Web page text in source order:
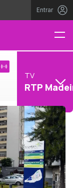
Entrar
TV
RTP